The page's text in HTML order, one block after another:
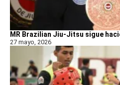
MR Brazilian Jiu-Jitsu sigue
27 mayo, 2026